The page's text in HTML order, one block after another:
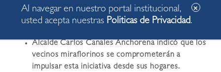
07.03.2023
Alcalde Carlos Canales Anchorena indicó que los
vecinos miraflorinos se comprometerán a
impulsar esta iniciativa desde sus hogares.
Al navegar en nuestro portal institucional,
usted acepta nuestras Politicas de Privacidad.